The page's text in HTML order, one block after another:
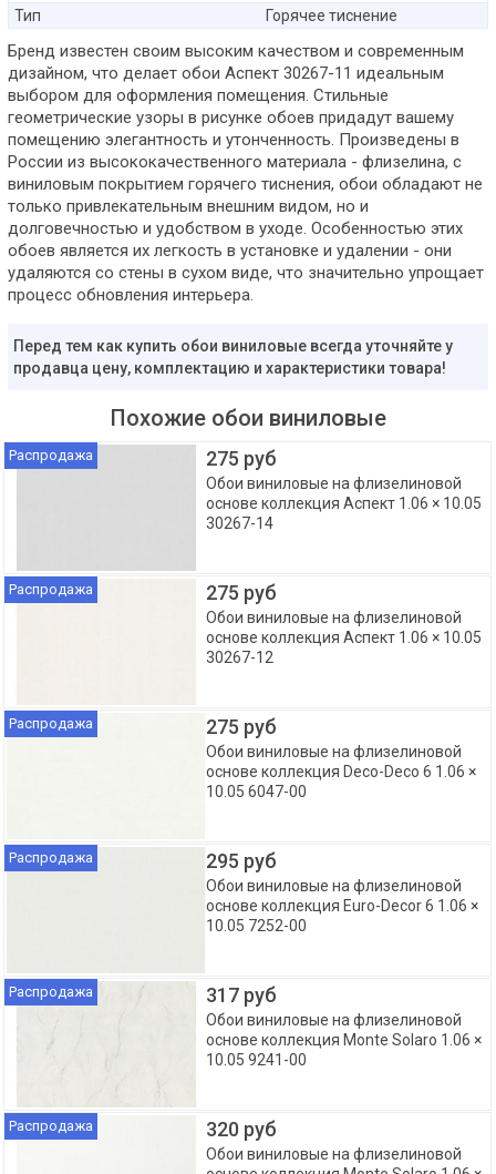
Тип
Горячее тиснение
Бренд известен своим высоким качеством и современным
дизайном, что делает обои Аспект 30267-11 идеальным
выбором для оформления помещения. Стильные
геометрические узоры в рисунке обоев придадут вашему
помещению элегантность и утонченность. Произведены в
России из высококачественного материала - флизелина, с
виниловым покрытием горячего тиснения, обои обладают не
только привлекательным внешним видом, но и
долговечностью и удобством в уходе. Особенностью этих
обоев является их легкость в установке и удалении - они
удаляются со стены в сухом виде, что значительно упрощает
процесс обновления интерьера.
Перед тем как купить обои виниловые всегда уточняйте у
продавца цену, комплектацию и характеристики товара!
Похожие обои виниловые
Распродажа 275 руб
Обои виниловые на флизелиновой
основе коллекция Аспект 1.06 × 10.05
30267-14
Распродажа 275 руб
Обои виниловые на флизелиновой
основе коллекция Аспект 1.06 × 10.05
30267-12
Распродажа 275 руб
Обои виниловые на флизелиновой
основе коллекция Deco-Deco 6 1.06 ×
10.05 6047-00
Распродажа 295 руб
Обои виниловые на флизелиновой
основе коллекция Euro-Decor 6 1.06 ×
10.05 7252-00
Распродажа 317 руб
Обои виниловые на флизелиновой
основе коллекция Monte Solaro 1.06 ×
10.05 9241-00
Распродажа 320 руб
Обои виниловые на флизелиновой